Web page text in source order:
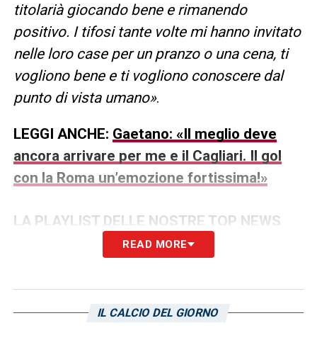
titolarià giocando bene e rimanendo
positivo. I tifosi tante volte mi hanno invitato
nelle loro case per un pranzo o una cena, ti
vogliono bene e ti vogliono conoscere dal
punto di vista umano».
LEGGI ANCHE: Gaetano: «Il meglio deve
ancora arrivare per me e il Cagliari. Il gol
con la Roma un’emozione fortissima!»
LA PLAYLIST DELLE NOSTRE TOP NEWS
READ MORE
IL CALCIO DEL GIORNO